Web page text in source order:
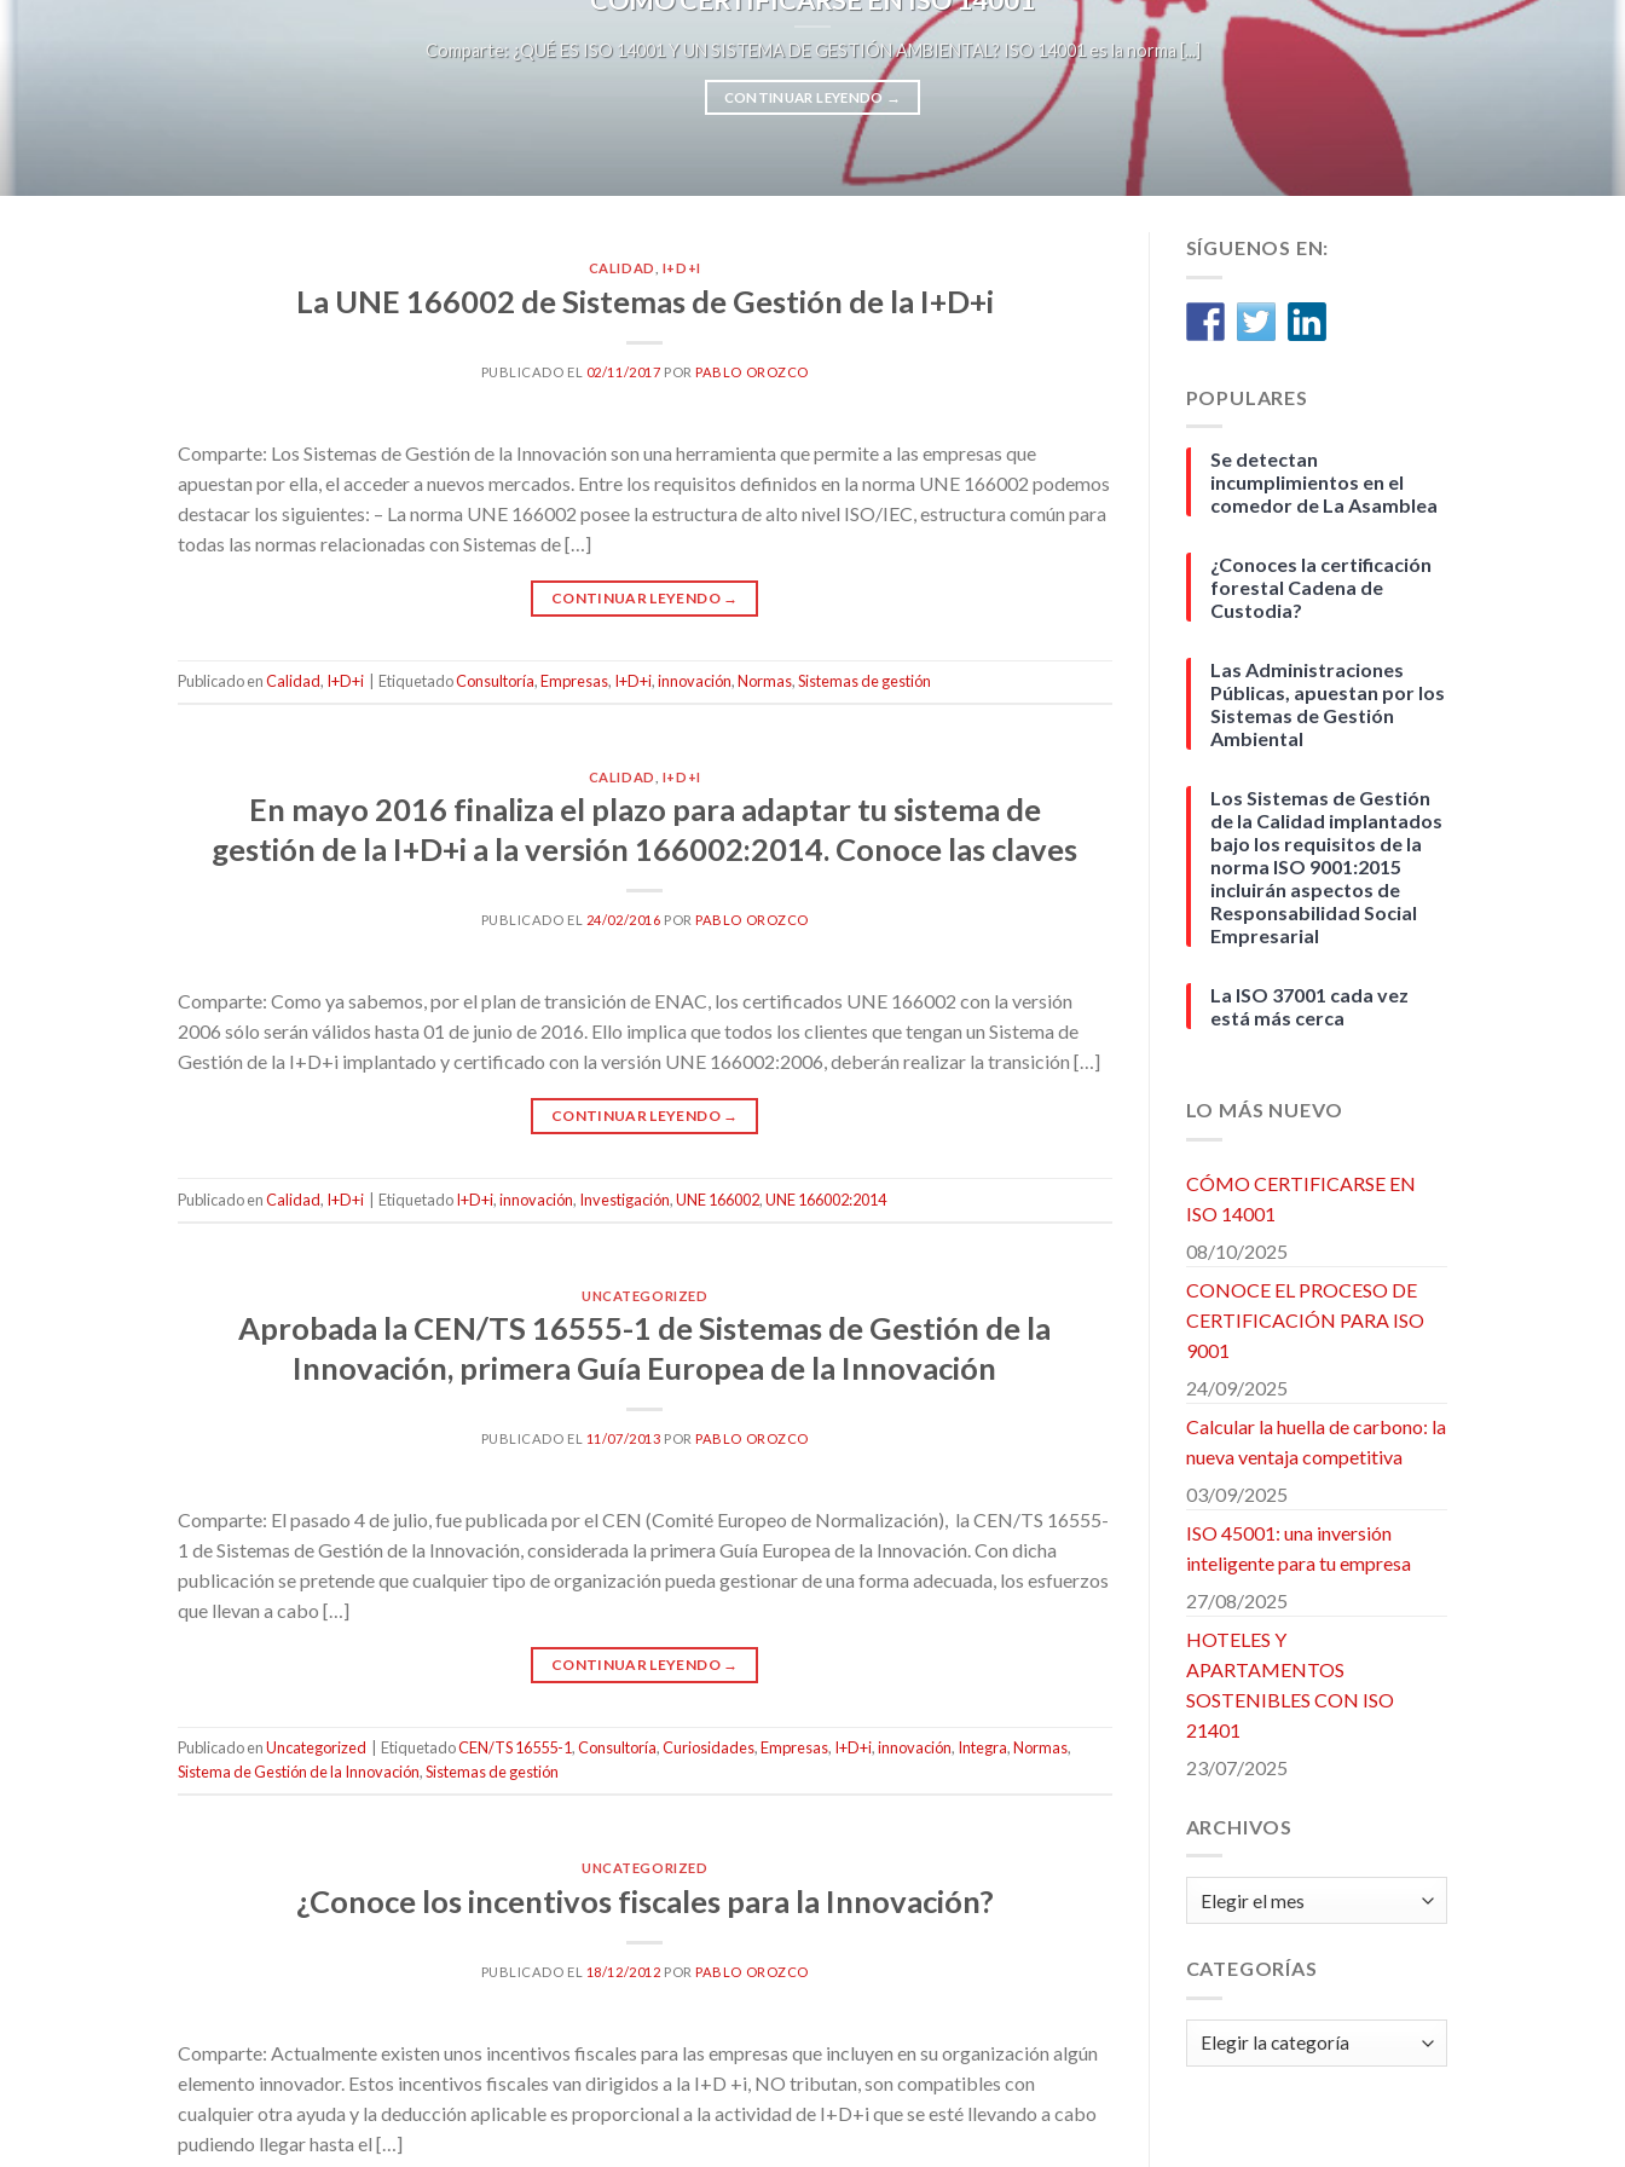
Comparte: ¿QUÉ ES ISO 14001 Y UN SISTEMA DE GESTIÓN AMBIENTAL? ISO 14001 es la norma [...]
CONTINUAR LEYENDO →
CALIDAD I+D+I
La UNE 166002 de Sistemas de Gestión de la I+D+i
PUBLICADO EL 02/11/2017 PORPABLO OROZCO
Comparte: Los Sistemas de Gestión de la Innovación son una herramienta que permite a las empresas que
apuestan por ella, el acceder a nuevos mercados. Entre los requisitos definidos en la norma UNE 166002 podemos
destacar los siguientes: – La norma UNE 166002 posee la estructura de alto nivel ISO/IEC, estructura común para
todas las normas relacionadas con Sistemas de […]
CONTINUAR LEYENDO →
Publicado enCalidad, I+D+i EtiquetadoConsultoría,Empresas, I+D+i,innovación,Normas,Sistemas de gestión
CALIDAD I+D+I
En mayo 2016 finaliza el plazo para adaptar tu sistema de
gestión de la I+D+i a la versión 166002:2014. Conoce las claves
PUBLICADO EL 24/02/2016 PORPABLO OROZCO
Comparte: Como ya sabemos, por el plan de transición de ENAC, los certificados UNE 166002 con la versión
2006 sólo serán válidos hasta 01 de junio de 2016. Ello implica que todos los clientes que tengan un Sistema de
Gestión de la I+D+i implantado y certificado con la versión UNE 166002:2006, deberán realizar la transición […]
CONTINUAR LEYENDO →
Publicado enCalidad, I+D+i EtiquetadoI+D+i,innovación, Investigación,UNE 166002,UNE 166002:2014
UNCATEGORIZED
Aprobada la CEN/TS 16555-1 de Sistemas de Gestión de la
Innovación, primera Guía Europea de la Innovación
PUBLICADO EL 11/07/2013 PORPABLO OROZCO
Comparte: El pasado 4 de julio, fue publicada por el CEN (Comité Europeo de Normalización), la CEN/TS 16555-
1 de Sistemas de Gestión de la Innovación, considerada la primera Guía Europea de la Innovación. Con dicha
publicación se pretende que cualquier tipo de organización pueda gestionar de una forma adecuada, los esfuerzos
que llevan a cabo […]
CONTINUAR LEYENDO →
Publicado enUncategorized EtiquetadoCEN/TS 16555-1,Consultoría,Curiosidades,Empresas, I+D+i,innovación, Integra,Normas,
Sistema de Gestión de la Innovación,Sistemas de gestión
UNCATEGORIZED
¿Conoce los incentivos fiscales para la Innovación?
PUBLICADO EL 18/12/2012 PORPABLO OROZCO
Comparte: Actualmente existen unos incentivos fiscales para las empresas que incluyen en su organización algún
elemento innovador. Estos incentivos fiscales van dirigidos a la I+D +i, NO tributan, son compatibles con
cualquier otra ayuda y la deducción aplicable es proporcional a la actividad de I+D+i que se esté llevando a cabo
pudiendo llegar hasta el […]
SÍGUENOS EN:
POPULARES
Se detectan
incumplimientos en el
comedor de La Asamblea
¿Conoces la certificación
forestal Cadena de
Custodia?
Las Administraciones
Públicas, apuestan por los
Sistemas de Gestión
Ambiental
Los Sistemas de Gestión
de la Calidad implantados
bajo los requisitos de la
norma ISO 9001:2015
incluirán aspectos de
Responsabilidad Social
Empresarial
La ISO 37001 cada vez
está más cerca
LO MÁS NUEVO
CÓMO CERTIFICARSE EN
ISO 14001
08/10/2025
CONOCE EL PROCESO DE
CERTIFICACIÓN PARA ISO
9001
24/09/2025
Calcular la huella de carbono: la
nueva ventaja competitiva
03/09/2025
ISO 45001: una inversión
inteligente para tu empresa
27/08/2025
HOTELES Y
APARTAMENTOS
SOSTENIBLES CON ISO
21401
23/07/2025
ARCHIVOS
CATEGORÍAS
Categorías